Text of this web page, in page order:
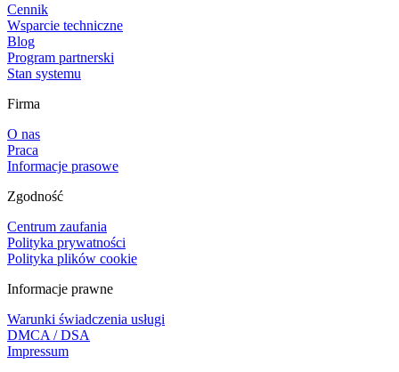
Cennik
Wsparcie techniczne
Blog
Program partnerski
Stan systemu
Firma
O nas
Praca
Informacje prasowe
Zgodność
Centrum zaufania
Polityka prywatności
Polityka plików cookie
Informacje prawne
Warunki świadczenia usługi
DMCA / DSA
Impressum